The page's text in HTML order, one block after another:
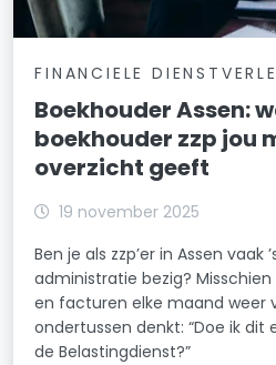
FINANCIELE
Boekhouder Assen:
boekhouder zzp jou
overzicht geeft
19 november 2025
Ben je als zzp’er in Assen vaak
administratie bezig?
en facturen elke maand weer
ondertussen denkt: “Doe ik dit
de Belastingdienst?”